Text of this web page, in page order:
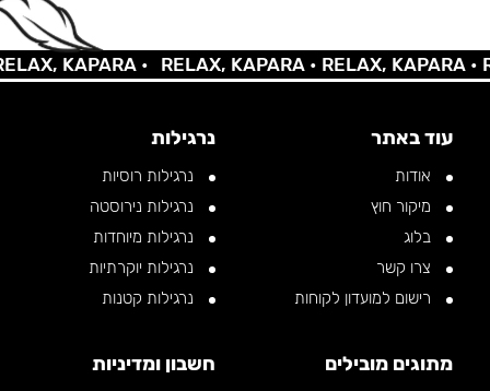
KAPARA • RELAX, KAPARA •RELAX, KAPARA •
עוד באתר
אודות
מיקור חוץ
בלוג
צרו קשר
רישום למועדון לקוחות
נרגילות
נרגילות רוסיות
נרגילות נירוסטה
נרגילות מיוחדות
נרגילות יוקרתיות
נרגילות קטנות
מתוגים מובילים חשבון ומדיניות